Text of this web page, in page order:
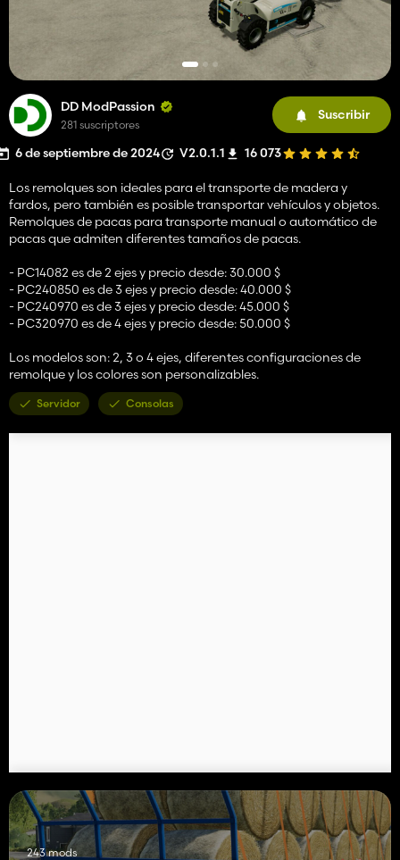
DD ModPassion
281 suscriptores
Suscribir
6 de septiembre de 2024 V2.0.1.1 16 073
Los remolques son ideales para el transporte de madera y
fardos, pero también es posible transportar vehículos y objetos.
Remolques de pacas para transporte manual o automático de
pacas que admiten diferentes tamaños de pacas.
- PC14082 es de 2 ejes y precio desde: 30.000 $
- PC240850 es de 3 ejes y precio desde: 40.000 $
- PC240970 es de 3 ejes y precio desde: 45.000 $
- PC320970 es de 4 ejes y precio desde: 50.000 $
Los modelos son: 2, 3 o 4 ejes, diferentes configuraciones de
remolque y los colores son personalizables.
Servidor Consolas
243 mods